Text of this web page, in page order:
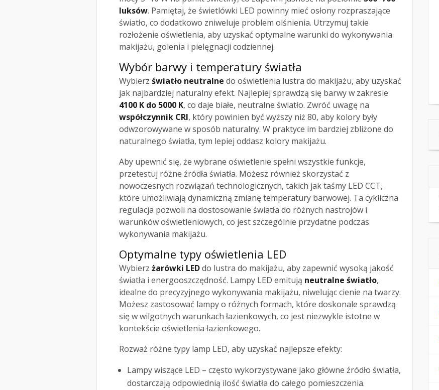
luksów. Pamiętaj, że świetlówki LED powinny mieć osłony rozpraszające
światło, co dodatkowo zniweluje problem olśnienia. Utrzymuj takie
rozłożenie oświetlenia, aby uzyskać optymalne warunki do wykonywania
makijażu, golenia i pielęgnacji codziennej.
Wybór barwy i temperatury światła
Wybierz światło neutralne do oświetlenia lustra do makijażu, aby uzyskać
jak najbardziej naturalny efekt. Najlepiej sprawdzą się barwy w zakresie
4100 K do 5000 K, co daje białe, neutralne światło. Zwróć uwagę na
współczynnik CRI, który powinien być wyższy niż 80, aby kolory były
odwzorowywane w sposób naturalny. W praktyce im bardziej zbliżone do
naturalnego światła, tym lepiej oddasz kolory makijażu.
Aby upewnić się, że wybrane oświetlenie spełni wszystkie funkcje,
przetestuj różne źródła światła. Możesz również skorzystać z
nowoczesnych rozwiązań technologicznych, takich jak taśmy LED CCT,
które umożliwiają dynamiczną zmianę temperatury barwowej. Ta cykliczna
regulacja pozwoli na dostosowanie światła do różnych nastrojów i
warunków oświetleniowych, co jest szczególnie przydatne podczas
wykonywania makijażu.
Optymalne typy oświetlenia LED
Wybierz żarówki LEDdo lustra do makijażu, aby zapewnić wysoką jakość
światła i energooszczędność. Lampy LED emitują neutralne światło,
idealne do precyzyjnego wykonywania makijażu, niwelując cienie na twarzy.
Możesz zastosować lampy o różnych formach, które doskonale sprawdzą
się w wilgotnych warunkach łazienkowych, co jest niezwykle istotne w
kontekście oświetlenia łazienkowego.
Rozważ różne typy lamp LED, aby uzyskać najlepsze efekty:
Lampy wiszące LED – często wykorzystywane jako główne źródło światła,
dostarczają odpowiednią ilość światła do całego pomieszczenia.